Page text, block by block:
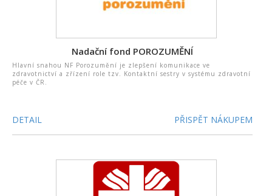
Nadační fond POROZUMĚNÍ
Hlavní snahou NF Porozumění je zlepšení komunikace ve
zdravotnictví a zřízení role tzv. Kontaktní sestry v systému zdravotní
péče v ČR.
DETAIL PŘISPĚT NÁKUPEM